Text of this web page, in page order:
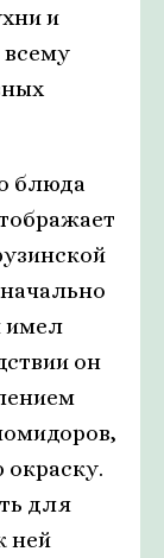
и
блюда
имел
он
для
ней